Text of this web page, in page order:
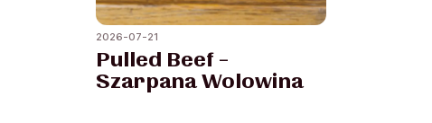
2026-07-21
Pulled Beef –
Szarpana Wolowina